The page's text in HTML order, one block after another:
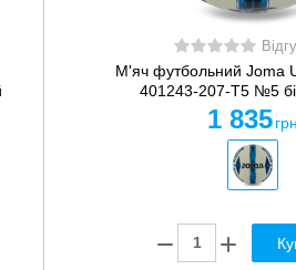
М'яч футбольний Joma
401243-207-T5 №5
1 835 грн